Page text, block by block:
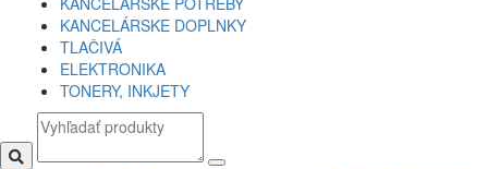
KANCELÁRSKE DOPLNKY
TLAČIVÁ
ELEKTRONIKA
TONERY, INKJETY